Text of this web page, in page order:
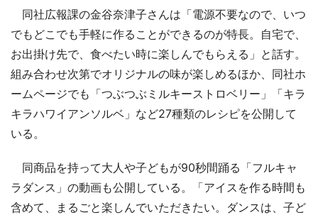
同社広報課の金谷奈津子さんは「電源不要なので、いつ
でもどこでも手軽に作ることができるのが特長。自宅で、
お出掛け先で、食べたい時に楽しんでもらえる」と話す。
組み合わせ次第でオリジナルの味が楽しめるほか、同社ホ
ームページでも「つぶつぶミルキーストロベリー」「キラ
キラハワイアンソルベ」など27種類のレシピを公開して
いる。
同商品を持って大人や子どもが90秒間踊る「フルキャ
ラダンス」の動画も公開している。「アイスを作る時間も
含めて、まるごと楽しんでいただきたい。ダンスは、子ど